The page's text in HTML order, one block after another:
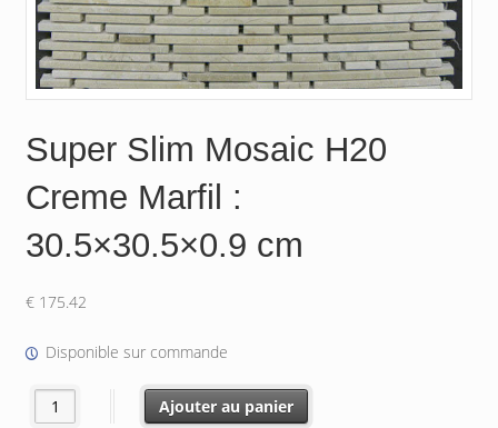
Super Slim Mosaic H20
Creme Marfil :
30.5×30.5×0.9 cm
€175.42
Disponible sur commande
quantité de Super Slim Mosaic H20 Creme Marfil : 30.5x30.5x0.9 cm
Ajouter au panier